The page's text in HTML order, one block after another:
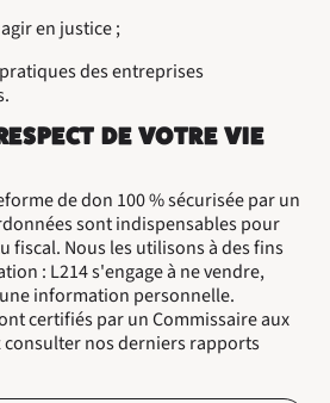
en justice ;
des entreprises
DE VOTRE VIE
de don 100 % sécurisée par un
sont indispensables pour
fiscal. Nous les utilisons à des fins
: L214 s'engage à ne vendre,
information personnelle.
certifiés par un Commissaire aux
consulter nos derniers rapports